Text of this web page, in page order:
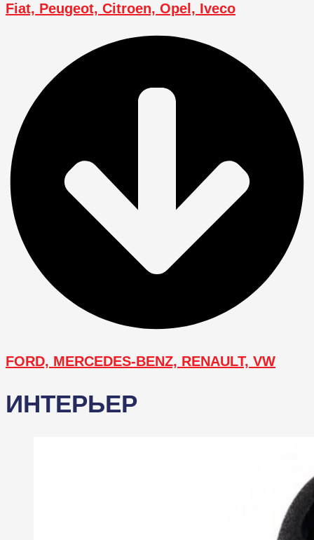
Fiat, Peugeot, Citroen, Opel, Iveco
FORD, MERCEDES-BENZ, RENAULT, VW
ИНТЕРЬЕР